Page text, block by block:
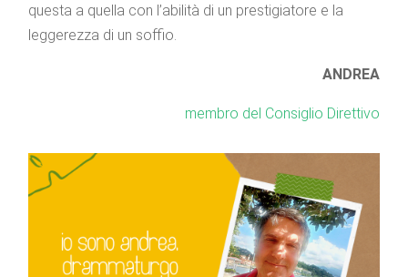
questa a quella con l’abilità di un prestigiatore e la
leggerezza di un soffio.
ANDREA
membro del Consiglio Direttivo